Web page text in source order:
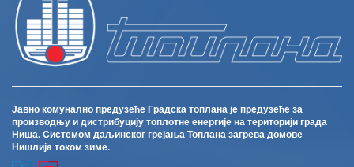
Јавно комунално предузеће Градска топлана је предузеће за
производњу и дистрибуцију топлотне енергије на територији града
Ниша. Системом даљинског грејања Топлана загрева домове
Нишлија током зиме.